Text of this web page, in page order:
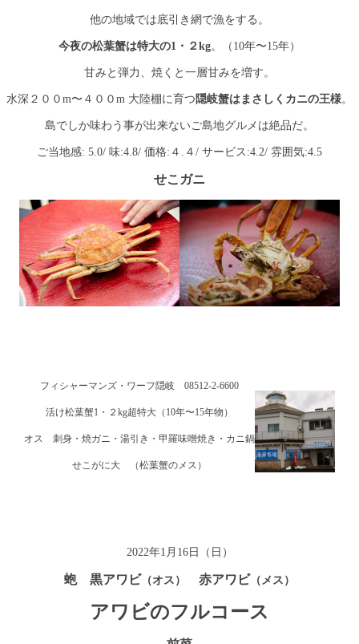
他の地域では底引き網で漁をする。
今夜の松葉蟹は特大の1・２kg。（10年〜15年）
甘みと弾力、焼くと一層甘みを増す。
水深２００m〜４００m 大陸棚に育つ 隠岐蟹はまさしくカニの王様。
島でしか味わう事が出来ないご島地グルメは絶品だ。
ご当地感: 5.0/ 味:4.8/ 価格:４.４/ サービス:4.2/ 雰囲気:4.5
せこガニ
フィシャーマンズ・ワーフ隠岐 08512-2-6600
活け松葉蟹1・２kg超特大（10年〜15年物）
オス 刺身・焼ガニ・湯引き・甲羅味噌焼き・カニ鍋
せこがに大 （松葉蟹のメス）
2022年1月16日（日）
蚫 黒アワビ （オス） 赤アワビ （メス）
アワビのフルコース